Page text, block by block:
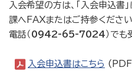
入会希望の方は、「入会申込書
課へFAXまたはご持参ください
電話（ 0942-65-7024 ）でも
入会申込書はこちら